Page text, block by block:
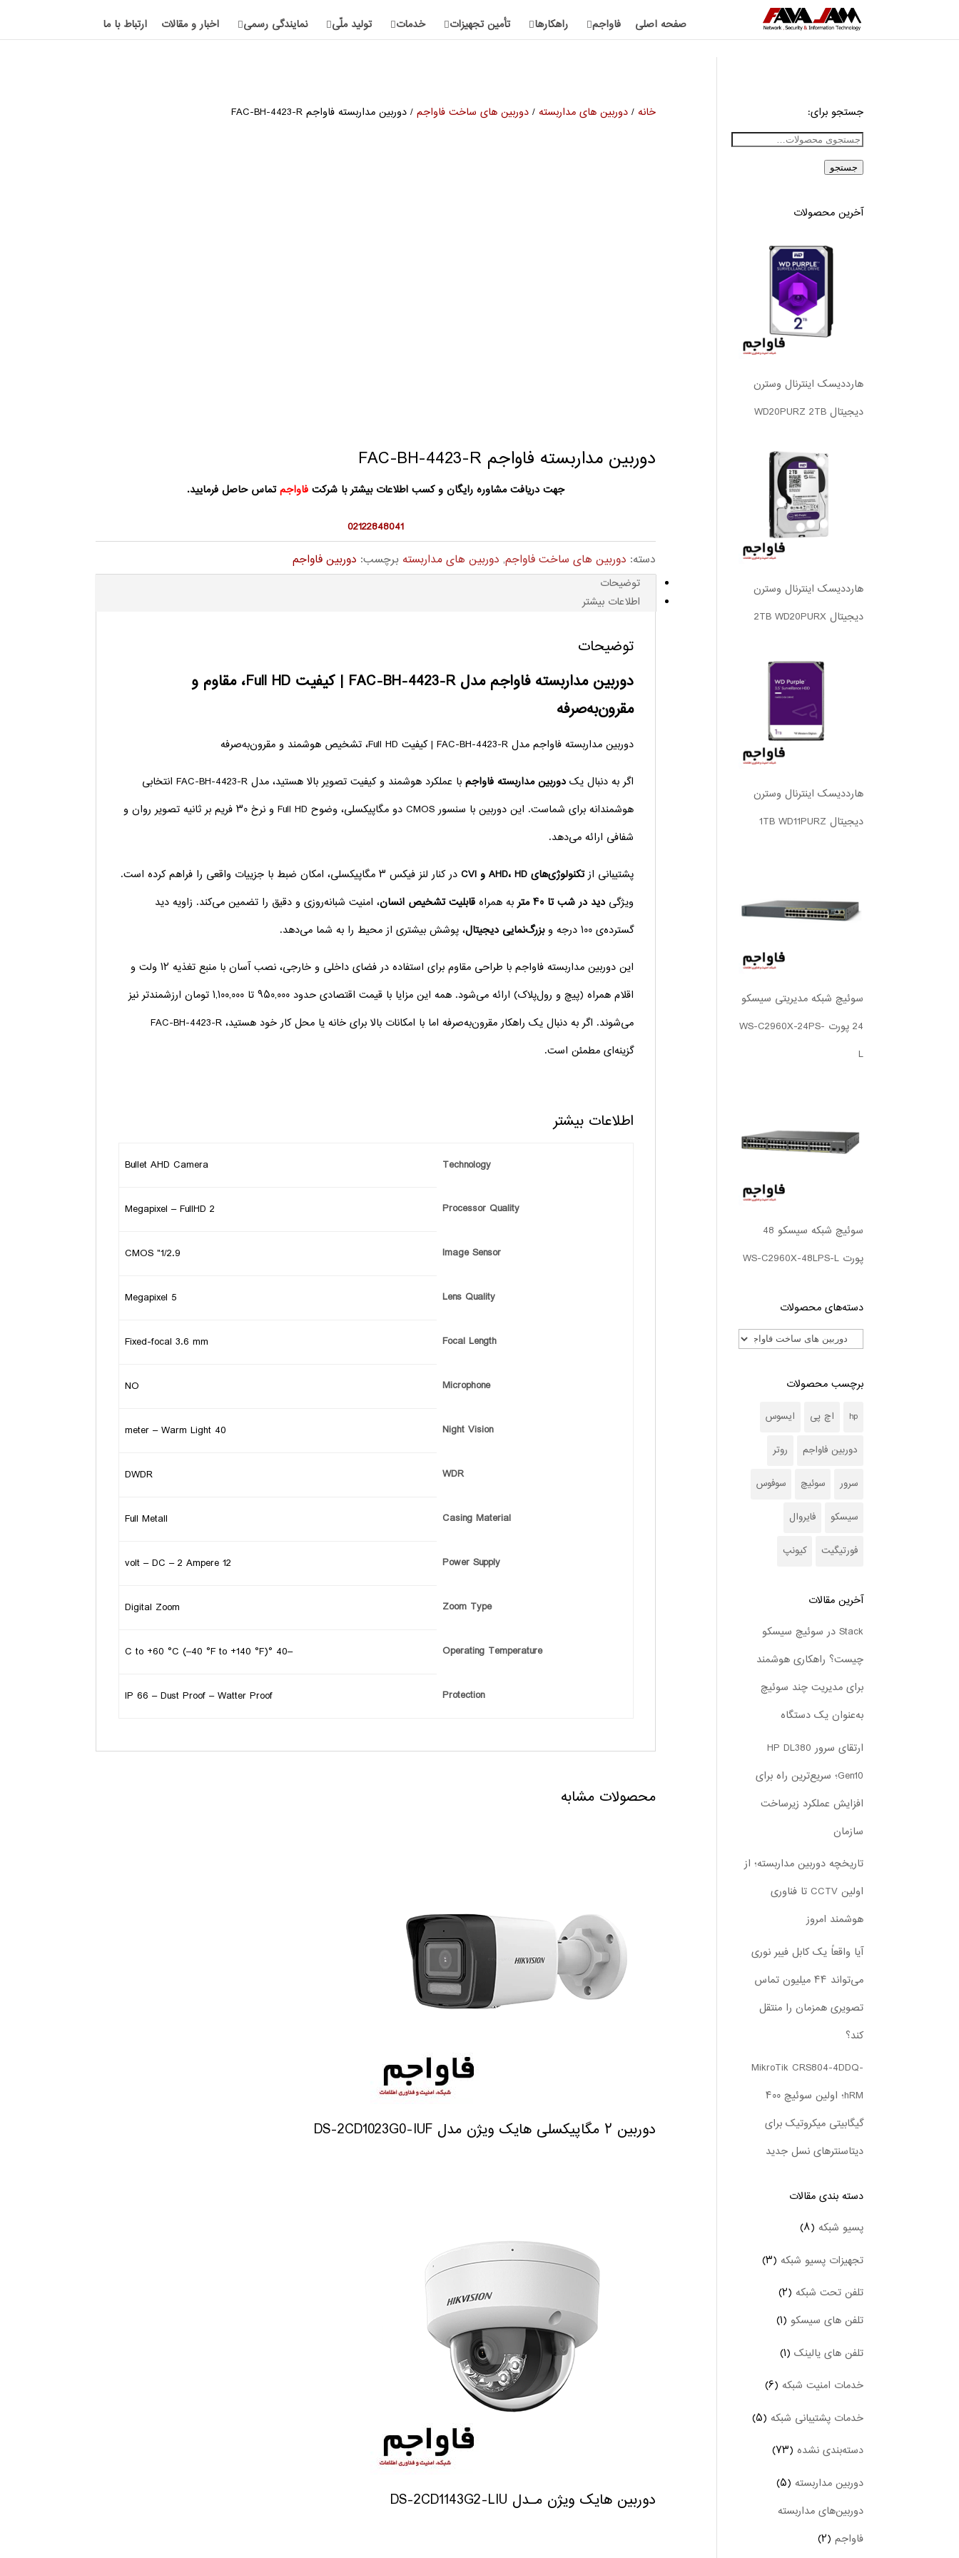
صفحه اصلی فاواجم راهکارها تأمین تجهیزات خدمات تولید ملّی نمایندگی رسمی اخبار و مقالات ارتباط با ما
خانه/ دوربین های مداربسته/ دوربین های ساخت فاواجم/ دوربین مداربسته فاواجم FAC-BH-4423-R
دوربین مداربسته فاواجم FAC-BH-4423-R
جهت دریافت مشاوره رایگان و کسب اطلاعات بیشتر با شرکت فاواجمتماس حاصل فرمایید.
02122848041
دسته: دوربین های ساخت فاواجم, دوربین های مداربسته برچسب: دوربین فاواجم
توضیحات
اطلاعات بیشتر
توضیحات
دوربین مداربسته فاواجم مدل FAC-BH-4423-R | کیفیت Full HD، مقاوم و
مقرون‌به‌صرفه
دوربین مداربسته فاواجم مدل FAC-BH-4423-R | کیفیت Full HD، تشخیص هوشمند و مقرون‌به‌صرفه
اگر به دنبال یک دوربین مداربسته فاواجم
با عملکرد هوشمند و کیفیت تصویر بالا هستید، مدل FAC-BH-4423-R انتخابی
هوشمندانه برای شماست. این دوربین با سنسور CMOS دو مگاپیکسلی، وضوح Full HD و نرخ ۳۰ فریم بر ثانیه تصویر روان و
شفافی ارائه می‌دهد.
پشتیبانی ازتکنولوژی‌های AHD، HD و CVI
در کنار لنز فیکس ۳ مگاپیکسلی، امکان ضبط با جزییات واقعی را فراهم کرده است.
ویژگی دید در شب تا ۴۰ متر به‌ همراه قابلیت تشخیص انسان، امنیت شبانه‌روزی و دقیق را تضمین می‌کند. زاویه دید
گسترده‌ی ۱۰۰ درجه و
بزرگ‌نمایی دیجیتال، پوشش بیشتری از محیط را به شما می‌دهد.
این دوربین مداربسته فاواجم با طراحی مقاوم برای استفاده در فضای داخلی و خارجی، نصب آسان با منبع تغذیه ۱۲ ولت و
اقلام همراه (پیچ و رول‌پلاک) ارائه می‌شود. همه این مزایا با قیمت اقتصادی حدود ۹۵۰,۰۰۰ تا ۱,۱۰۰,۰۰۰ تومان ارزشمندتر نیز
می‌شوند. اگر به دنبال یک راهکار مقرون‌به‌صرفه اما با امکانات بالا برای خانه یا محل کار خود هستید، FAC-BH-4423-R
گزینه‌ای مطمئن است.
اطلاعات بیشتر
Technology
Bullet AHD Camera
Processor Quality
2 Megapixel – FullHD
Image Sensor
1/2.9" CMOS
Lens Quality
5 Megapixel
Focal Length
Fixed-focal 3.6 mm
Microphone
NO
Night Vision
40 meter – Warm Light
WDR
DWDR
Casing Material
Full Metall
Power Supply
12 volt – DC – 2 Ampere
Zoom Type
Digital Zoom
Operating Temperature
–40 °C to +60 °C (–40 °F to +140 °F)
Protection
IP 66 – Dust Proof – Watter Proof
محصولات مشابه
دوربین ۲ مگاپیکسلی هایک ویژن مدل DS-2CD1023G0-IUF
دوربین هایک ویژن مـدل DS-2CD1143G2-LIU
جستجو برای:
جستجو
آخرین محصولات
هارددیسک اینترنال وسترن
دیجیتال WD20PURZ 2TB
هارددیسک اینترنال وسترن
دیجیتال 2TB WD20PURX
هارددیسک اینترنال وسترن
دیجیتال 1TB WD11PURZ
سوئیچ شبکه مدیریتی سیسکو
24 پورت WS-C2960X-24PS-
L
سوئیچ شبکه سیسکو 48
پورت WS-C2960X-48LPS-L
دسته‌های محصولات
برچسب محصولات
hp اچ پی ایسوس
دوربین فاواجم روتر
سرور سوئیچ سوفوس
سیسکو فایروال
فورتیگیت کیونپ
آخرین مقالات
Stack در سوئیچ سیسکو
چیست؟ راهکاری هوشمند
برای مدیریت چند سوئیچ
به‌عنوان یک دستگاه
ارتقای سرور HP DL380
Gen10؛ سریع‌ترین راه برای
افزایش عملکرد زیرساخت
سازمان
تاریخچه دوربین مداربسته؛ از
اولین CCTV تا فناوری
هوشمند امروز
آیا واقعاً یک کابل فیبر نوری
می‌تواند ۴۴ میلیون تماس
تصویری همزمان را منتقل
کند؟
MikroTik CRS804-4DDQ-
hRM؛ اولین سوئیچ ۴۰۰
گیگابیتی میکروتیک برای
دیتاسنترهای نسل جدید
دسته بندی‌ مقالات
پسیو شبکه (۸)
تجهیزات پسیو شبکه (۳)
تلفن تحت شبکه (۲)
تلفن های سیسکو (۱)
تلفن های یالینک (۱)
خدمات امنیت شبکه (۶)
خدمات پشتیبانی شبکه (۵)
دسته‌بندی نشده (۷۳)
دوربین‌ مداربسته (۵)
دوربین‌های مداربسته
فاواجم (۲)